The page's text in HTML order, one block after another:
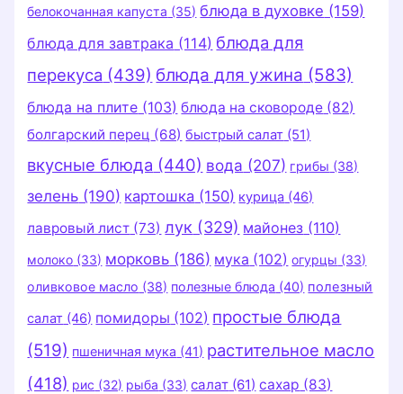
белокочанная капуста (35) блюда в духовке (159)
блюда для завтрака (114) блюда для
перекуса (439) блюда для ужина (583)
блюда на плите (103) блюда на сковороде (82)
болгарский перец (68) быстрый салат (51)
вкусные блюда (440) вода (207) грибы (38)
зелень (190) картошка (150) курица (46)
лавровый лист (73) лук (329) майонез (110)
молоко (33) морковь (186) мука (102) огурцы (33)
оливковое масло (38) полезные блюда (40) полезный
салат (46) помидоры (102) простые блюда
(519) пшеничная мука (41) растительное масло
(418) рис (32) рыба (33) салат (61) сахар (83)